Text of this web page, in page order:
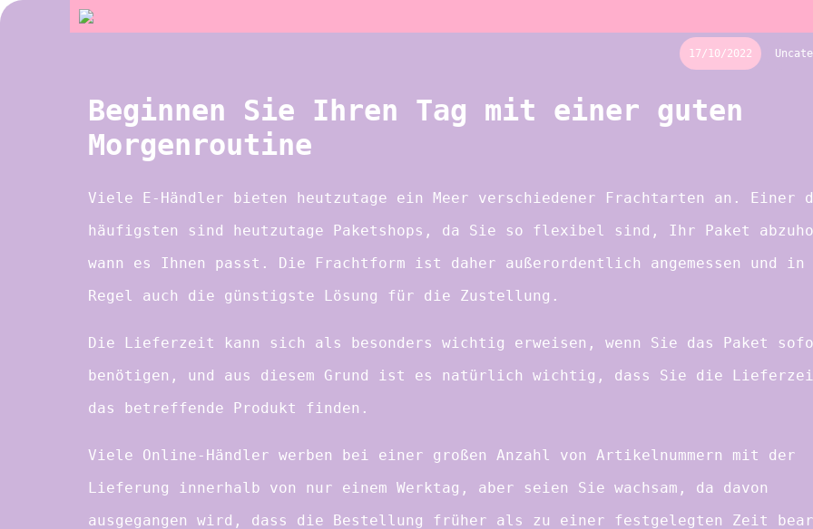
17/10/2022
Beginnen Sie Ihren Tag mit einer guten
Morgenroutine
Viele E-Händler bieten heutzutage ein Meer verschiedener Frachtarten an. Einer
häufigsten sind heutzutage Paketshops, da Sie so flexibel sind, Ihr Paket
wann es Ihnen passt. Die Frachtform ist daher außerordentlich angemessen und in
Regel auch die günstigste Lösung für die Zustellung.
Die Lieferzeit kann sich als besonders wichtig erweisen, wenn Sie das Paket
benötigen, und aus diesem Grund ist es natürlich wichtig, dass Sie die
das betreffende Produkt finden.
Viele Online-Händler werben bei einer großen Anzahl von Artikelnummern mit der
Lieferung innerhalb von nur einem Werktag, aber seien Sie wachsam, da davon
ausgegangen wird, dass die Bestellung früher als zu einer festgelegten Zeit